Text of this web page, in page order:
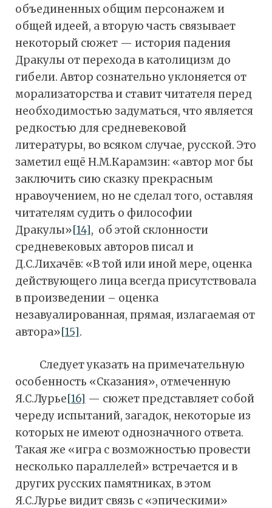
объединенных общим персонажем и
общей идеей, а вторую часть связывает
некоторый сюжет — история падения
Дракулы от перехода в католицизм до
гибели. Автор сознательно уклоняется от
морализаторства и ставит читателя перед
необходимостью задуматься, что является
редкостью для средневековой
литературы, во всяком случае, русской. Это
заметил ещё Н.М.Карамзин: «автор мог бы
заключить сию сказку прекрасным
нравоучением, но не сделал того, оставляя
читателям судить о философии
Дракулы»[14], об этой склонности
средневековых авторов писал и
Д.С.Лихачёв: «В той или иной мере, оценка
действующего лица всегда присутствовала
в произведении – оценка
незавуалированная, прямая, излагаемая от
автора»[15].
Следует указать на примечательную
особенность «Сказания», отмеченную
Я.С.Лурье[16] — сюжет представляет собой
череду испытаний, загадок, некоторые из
которых не имеют однозначного ответа.
Такая же «игра с возможностью провести
несколько параллелей» встречается и в
других русских памятниках, в этом
Я.С.Лурье видит связь с «эпическими»